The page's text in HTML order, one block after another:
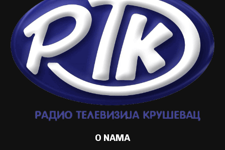
O NAMA